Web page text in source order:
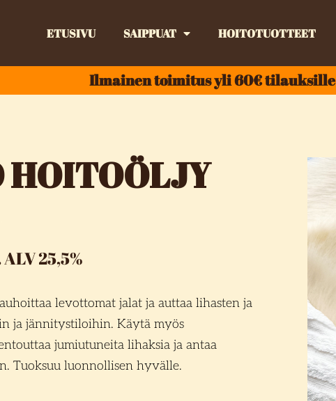
ETUSIVU SAIPPUAT HOITOTUOTTEET
Ilmainen toimitus yli 60€ tilauksille
HOITOÖLJY
ALV 25,5%
levottomat jalat ja auttaa lihasten ja
ja jännitystiloihin. Käytä myös
jumiutuneita lihaksia ja antaa
Tuoksuu luonnollisen hyvälle.